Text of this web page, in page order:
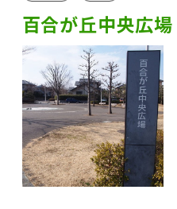
百合が丘中央広場